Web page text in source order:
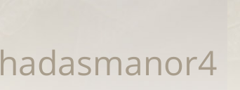
hadasmanor4